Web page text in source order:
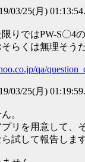
03/25(月)
りではPW-S〇4
らくは無理そう
qa/
03/25(月)
。
リを用意して、
試して報告します